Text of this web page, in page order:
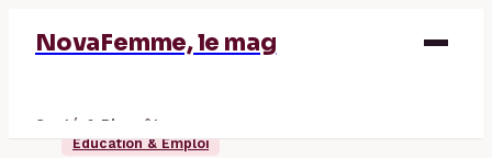
NovaFemme, le mag
Santé & Bien-être
Éducation & Emploi